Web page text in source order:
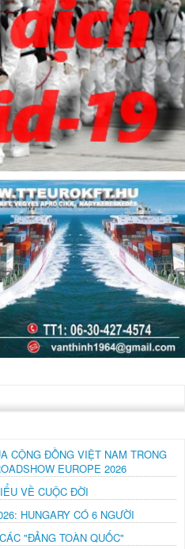
CỘNG ĐỒNG VIỆT NAM TRONG
EUROPE 2026
VỀ CUỘC ĐỜI
HUNGARY CÓ 6 NGƯỜI
"ĐẢNG TOÀN QUỐC"